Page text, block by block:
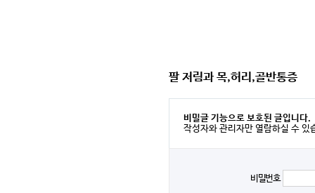
팔 저림과 목,허리,골반통증
비밀글 기능으로 보호된 글입니다.
작성자와 관리자만 열람하실 수
비밀번호